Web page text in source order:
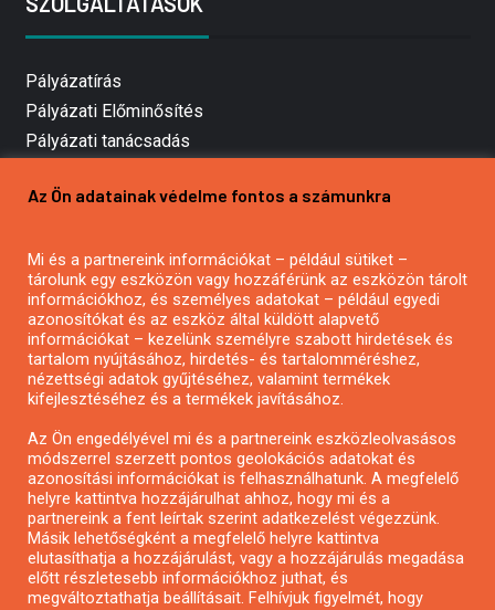
Pályázatírás
Pályázati Előminősítés
Pályázati tanácsadás
Mezőgazdasági pályázatírás
Pályázatírás civil szervezeteknek
Pályázatírás önkormányzatoknak
Pályázatfigyelés
Specifikus pályázatfigyelés vagy hírlevél
Pályázatok magánszemélyeknek
Pályázatok civil szervezeteknek
Pályázatok vállalkozásoknak
Önkormányzati pályázatok
Az Ön adatainak védelme fontos a számunkra
Mi és a partnereink információkat – például sütiket –
tárolunk egy eszközön vagy hozzáférünk az eszközön tárolt
információkhoz, és személyes adatokat – például egyedi
azonosítókat és az eszköz által küldött alapvető
információkat – kezelünk személyre szabott hirdetések és
tartalom nyújtásához, hirdetés- és tartalomméréshez,
nézettségi adatok gyűjtéséhez, valamint termékek
kifejlesztéséhez és a termékek javításához.
Az Ön engedélyével mi és a partnereink eszközleolvasásos
módszerrel szerzett pontos geolokációs adatokat és
azonosítási információkat is felhasználhatunk. A megfelelő
helyre kattintva hozzájárulhat ahhoz, hogy mi és a
partnereink a fent leírtak szerint adatkezelést végezzünk.
Másik lehetőségként a megfelelő helyre kattintva
elutasíthatja a hozzájárulást, vagy a hozzájárulás megadása
előtt részletesebb információkhoz juthat, és
megváltoztathatja beállításait. Felhívjuk figyelmét, hogy